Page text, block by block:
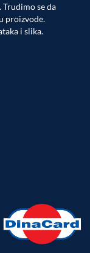
Trudimo se da
proizvode.
i slika.